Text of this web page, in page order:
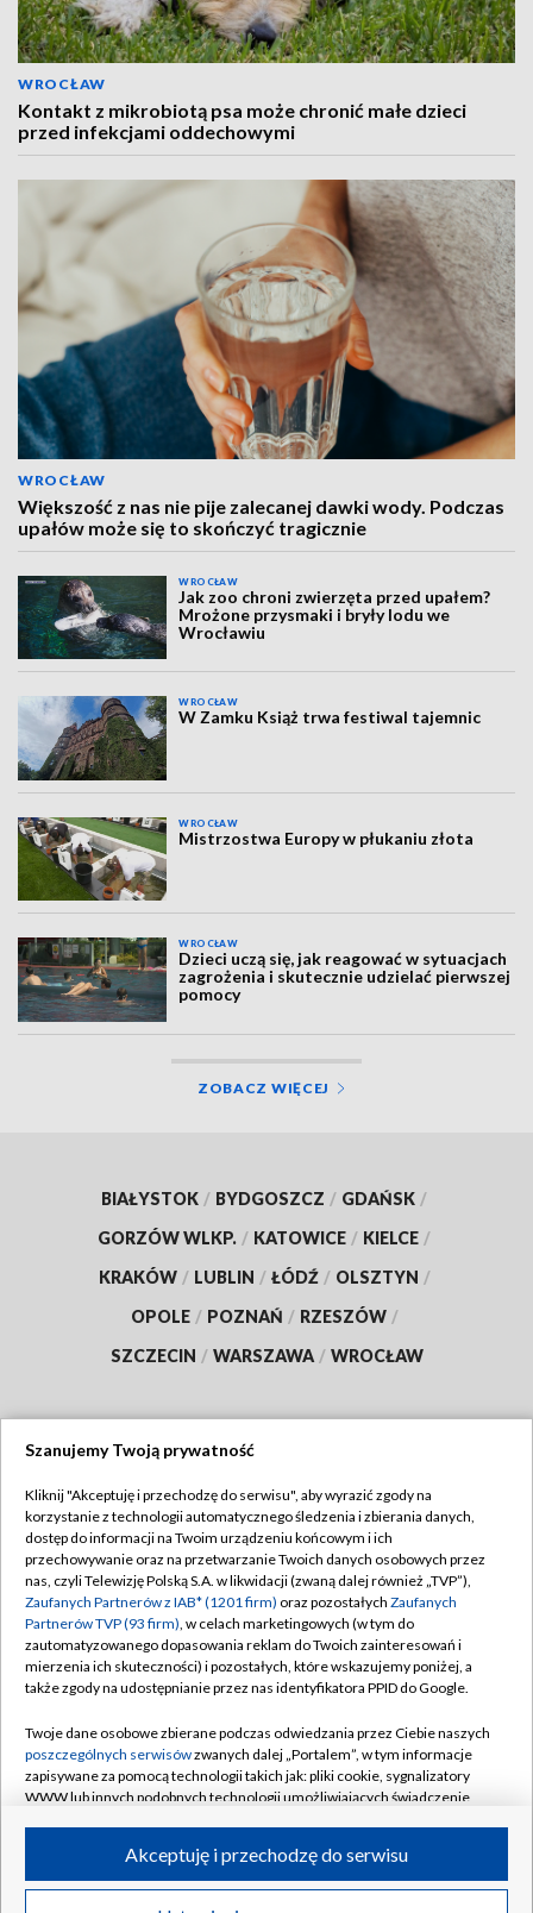
WROCŁAW
Kontakt z mikrobiotą psa może chronić małe dzieci
przed infekcjami oddechowymi
WROCŁAW
Większość z nas nie pije zalecanej dawki wody. Podczas
upałów może się to skończyć tragicznie
WROCŁAW
Jak zoo chroni zwierzęta przed upałem?
Mrożone przysmaki i bryły lodu we
Wrocławiu
WROCŁAW
W Zamku Książ trwa festiwal tajemnic
WROCŁAW
Mistrzostwa Europy w płukaniu złota
WROCŁAW
Dzieci uczą się, jak reagować w sytuacjach
zagrożenia i skutecznie udzielać pierwszej
pomocy
ZOBACZ WIĘCEJ
BIAŁYSTOK / BYDGOSZCZ / GDAŃSK /
GORZÓW WLKP. / KATOWICE / KIELCE /
KRAKÓW / LUBLIN / ŁÓDŹ / OLSZTYN /
OPOLE / POZNAŃ / RZESZÓW /
SZCZECIN / WARSZAWA / WROCŁAW
TVP
Abonament TVP
Emisja w TVP
Centrum informacji TVP
Naziemna Telewizja Cyfrowa
Rada Programowa
System NOS
Informacje o nadawcy
Program dla prasy
Regulamin TVP
Polityka prywatności
Moje zgody
Pomoc
Kontakt
Kanały
©2026 Telewizja Polska S.A. w likwidacji
Szanujemy Twoją prywatność
Kliknij "Akceptuję i przechodzę do serwisu", aby wyrazić zgody na
korzystanie z technologii automatycznego śledzenia i zbierania danych,
dostęp do informacji na Twoim urządzeniu końcowym i ich
przechowywanie oraz na przetwarzanie Twoich danych osobowych przez
nas, czyli Telewizję Polską S.A. w likwidacji (zwaną dalej również „TVP”),
Zaufanych Partnerów z IAB* (1201 firm) oraz pozostałych Zaufanych
Partnerów TVP (93 firm), w celach marketingowych (w tym do
zautomatyzowanego dopasowania reklam do Twoich zainteresowań i
mierzenia ich skuteczności) i pozostałych, które wskazujemy poniżej, a
także zgody na udostępnianie przez nas identyfikatora PPID do Google.
Twoje dane osobowe zbierane podczas odwiedzania przez Ciebie naszych
poszczególnych serwisówzwanych dalej „Portalem”, w tym informacje
zapisywane za pomocą technologii takich jak: pliki cookie, sygnalizatory
WWW lub innych podobnych technologii umożliwiających świadczenie
ruchu w Internecie.
Twoje dane osobowe zbierane podczas odwiedzania przez Ciebie
Akceptuję i przechodzę do serwisu